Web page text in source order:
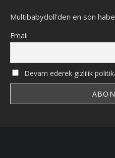
Multibabydoll'den en son
Email
Devam ederek gizlilik